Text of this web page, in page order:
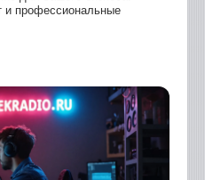
и профессиональные